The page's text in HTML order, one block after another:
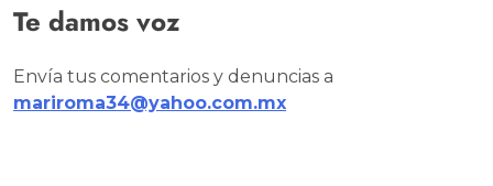
Te damos voz
Envía tus comentarios y denuncias a
mariroma34@yahoo.com.mx